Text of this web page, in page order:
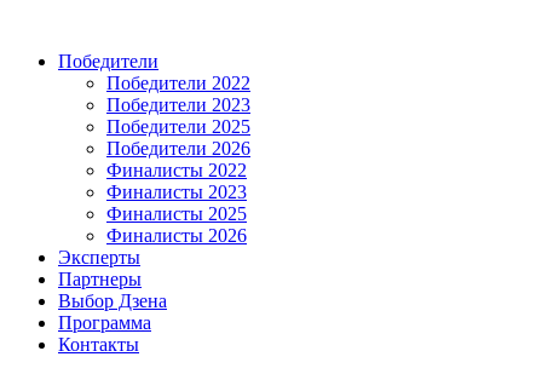
Победители
Победители 2022
Победители 2023
Победители 2025
Победители 2026
Финалисты 2022
Финалисты 2023
Финалисты 2025
Финалисты 2026
Эксперты
Партнеры
Выбор Дзена
Программа
Контакты